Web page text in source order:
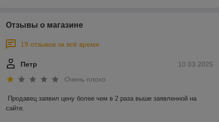
Отзывы о магазине
19 отзывов за всё время
10.03.2025
Петр
Очень плохо
Продавец заявил цену более чем в 2 раза выше заявленной на
сайте.